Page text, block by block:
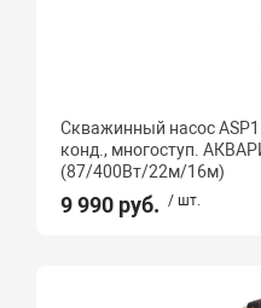
Скважинный насос
конд., многоступ.
(87/400Вт/22м/16м)
9 990 руб. / шт.